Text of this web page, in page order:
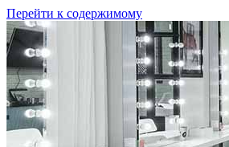
Перейти к содержимому